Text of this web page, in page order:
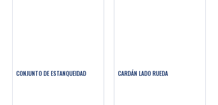
CONJUNTO DE ESTANQUEIDAD CARDÁN LADO RUEDA